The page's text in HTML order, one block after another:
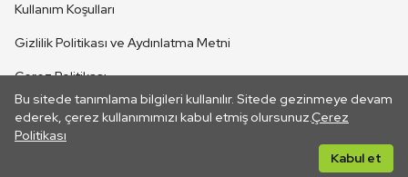
Bu sitede tanımlama bilgileri kullanılır. Sitede gezinmeye devam
ederek, çerez kullanımımızı kabul etmiş olursunuz.Çerez
Politikası
Kabul et
CANLI YAYINLAR
Kullanım Koşulları
Gizlilik Politikası ve Aydınlatma Metni
Çerez Politikası
İletişim
Her hakkı saklıdır. ©2026 TRT. Bağlantı yoluyla gidilen dış